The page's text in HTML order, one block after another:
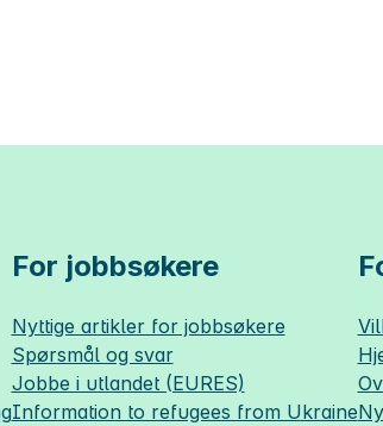
For jobbsøkere
Nyttige artikler for jobbsøkere
Spørsmål og svar
Jobbe i utlandet (EURES)
Information to refugees from Ukraine